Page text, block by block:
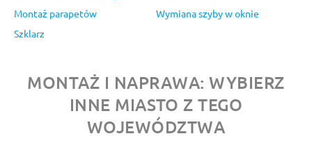
Montaż parapetów
Wymiana szyby w oknie
Szklarz
MONTAŻ I NAPRAWA: WYBIERZ
INNE MIASTO Z TEGO
WOJEWÓDZTWA